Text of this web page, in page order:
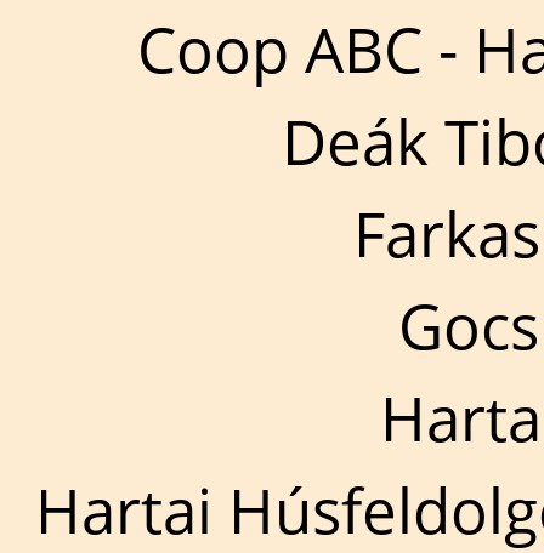
Coop ABC -
Deák
Hartai